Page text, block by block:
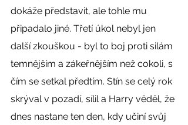
dokáže představit, ale tohle mu
připadalo jiné. Třetí úkol nebyl jen
další zkouškou - byl to boj proti silám
temnějším a zákeřnějším než cokoli, s
čím se setkal předtím. Stín se celý rok
skrýval v pozadí, sílil a Harry věděl, že
dnes nastane ten den, kdy učiní svůj